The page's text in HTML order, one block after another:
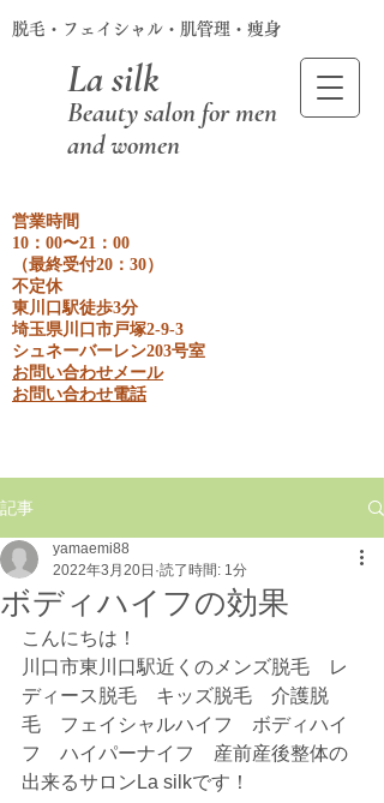
脱毛・フェイシャル・肌管理・痩身
La silk
Beauty salon for men
and women
営業時間
10：00〜21：00
​（最終受付20：30）
不定休
東川口駅徒歩3分
埼玉県川口市戸塚2-9-3
​シュネーバーレン203号室
お問い合わせメール
​お問い合わせ電話
記事
ボディハイフの効果
yamaemi88
2022年3月20日 読了時間: 1分
こんにちは！
川口市東川口駅近くのメンズ脱毛　レ
ディース脱毛　キッズ脱毛　介護脱
毛　フェイシャルハイフ　ボディハイ
フ　ハイパーナイフ　産前産後整体の
出来るサロンLa silkです！